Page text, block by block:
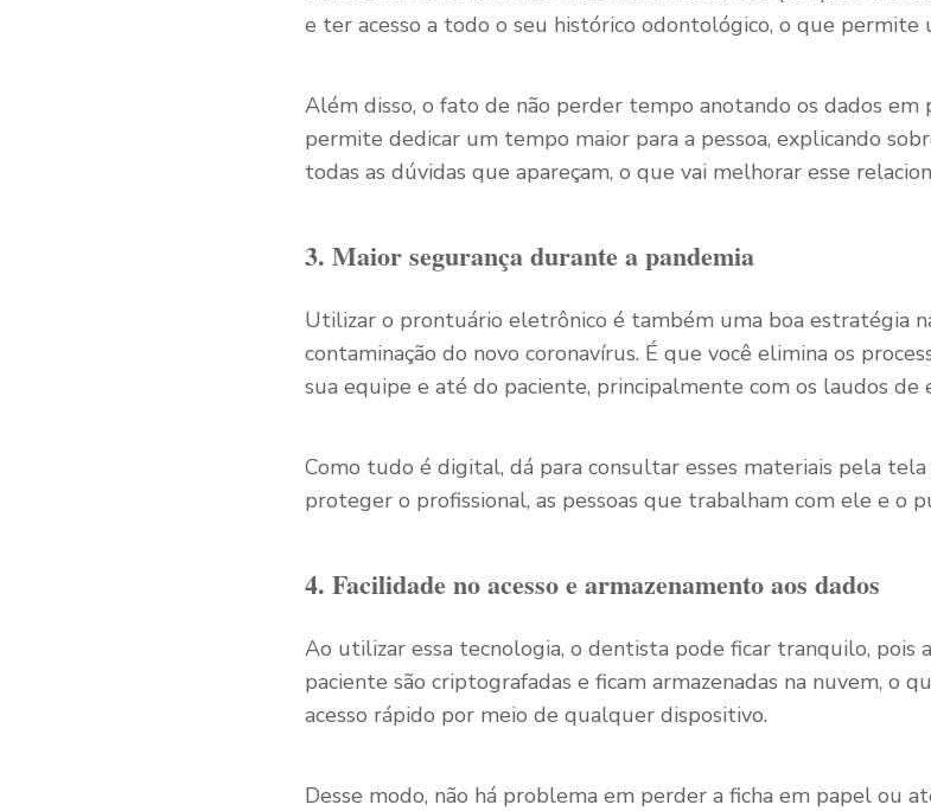
e ter acesso a todo o seu histórico odontológico, o que permite
Além disso, o fato de não perder tempo anotando os dados em
permite dedicar um tempo maior para a pessoa, explicando
todas as dúvidas que apareçam, o que vai melhorar esse
3. Maior segurança durante a pandemia
Utilizar o prontuário eletrônico é também uma boa estratégia
contaminação do novo coronavírus. É que você elimina os
sua equipe e até do paciente, principalmente com os laudos de
Como tudo é digital, dá para consultar esses materiais pela
proteger o profissional, as pessoas que trabalham com ele e o
4. Facilidade no acesso e armazenamento aos dados
Ao utilizar essa tecnologia, o dentista pode ficar tranquilo, pois
paciente são criptografadas e ficam armazenadas na nuvem, o
acesso rápido por meio de qualquer dispositivo.
Desse modo, não há problema em perder a ficha em papel ou